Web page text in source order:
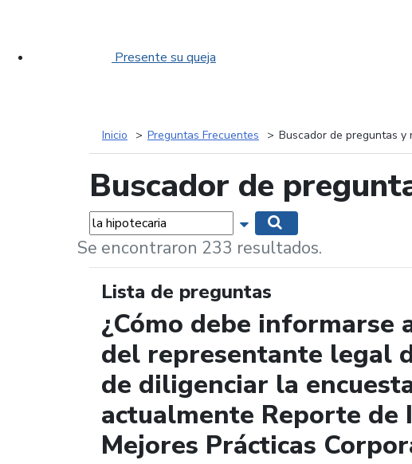
Presente su queja
Inicio Preguntas Frecuentes Buscador de preguntas y
Buscador de
Palabras... Mostrar opciones de
Se encontraron 233 resultados.
Lista de preguntas
¿Cómo debe informarse
del representante legal
de diligenciar la
actualmente Reporte de
Mejores Prácticas